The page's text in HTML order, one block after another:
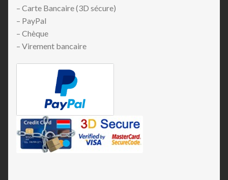
– Carte Bancaire (3D sécure)
– PayPal
– Chèque
– Virement bancaire